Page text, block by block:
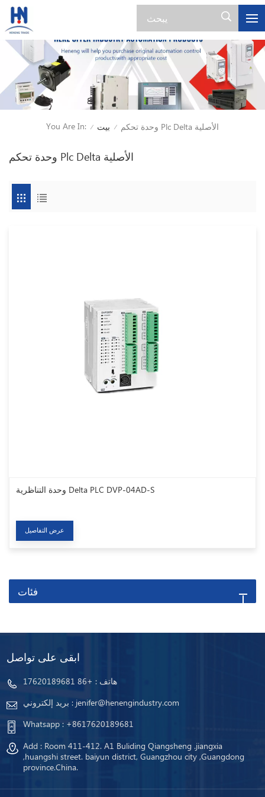
You Are In: / بيت / وحدة تحكم Plc Delta الأصلية
وحدة تحكم Plc Delta الأصلية
وحدة التناظرية Delta PLC DVP-04AD-S
عرض التفاصيل
فئات
ابقى على تواصل
هاتف : +86 17620189681
بريد إلكتروني : jenifer@henengindustry.com
Whatsapp : +8617620189681
Add : Room 411-412. A1 Buliding Qiangsheng .jiangxia
,huangshi street. baiyun district, Guangzhou city ,Guangdong
province.China.